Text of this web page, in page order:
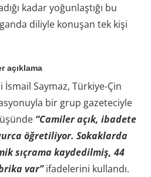
kadar yoğunlaştığı bu
diliyle konuşan tek kişi
açıklama
İsmail Saymaz, Türkiye-Çin
bir grup gazeteciyle
“Camiler açık, ibadete
öğretiliyor. Sokaklarda
sıçrama kaydedilmiş, 44
var” ifadelerini kullandı.